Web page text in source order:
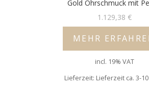
Gold Ohrschmuck mit
1.129,38 €
MEHR
incl. 19% VAT
Lieferzeit: Lieferzeit ca. 3-